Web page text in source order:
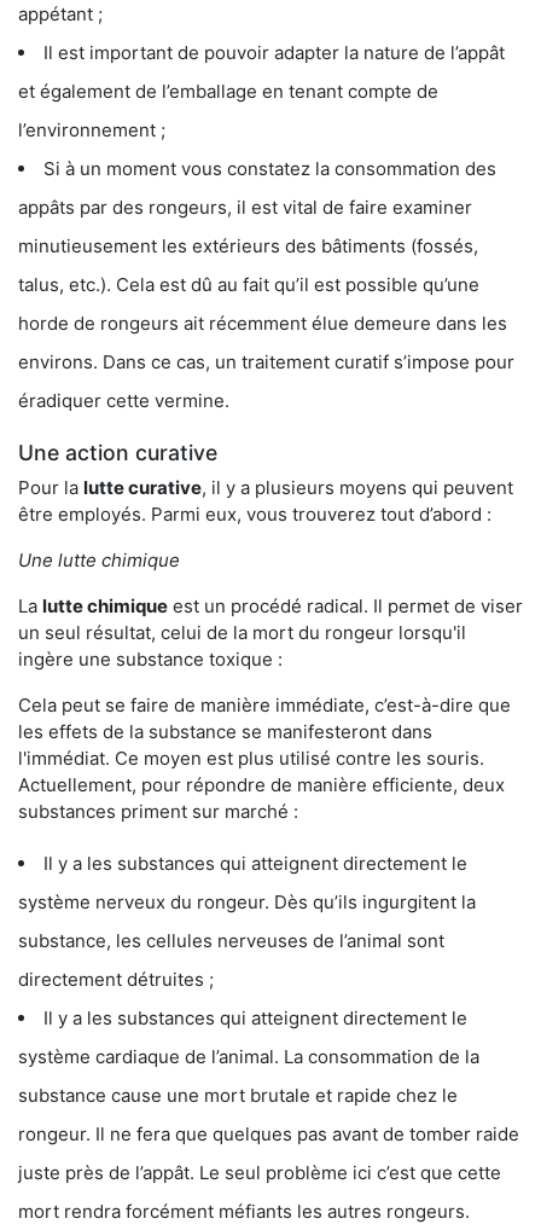
appétant ;
Il est important de pouvoir adapter la nature de l’appât
et également de l’emballage en tenant compte de
l’environnement ;
Si à un moment vous constatez la consommation des
appâts par des rongeurs, il est vital de faire examiner
minutieusement les extérieurs des bâtiments (fossés,
talus, etc.). Cela est dû au fait qu’il est possible qu’une
horde de rongeurs ait récemment élue demeure dans les
environs. Dans ce cas, un traitement curatif s’impose pour
éradiquer cette vermine.
Une action curative
Pour la lutte curative, il y a plusieurs moyens qui peuvent
être employés. Parmi eux, vous trouverez tout d’abord :
Une lutte chimique
La lutte chimique est un procédé radical. Il permet de viser
un seul résultat, celui de la mort du rongeur lorsqu'il
ingère une substance toxique :
Cela peut se faire de manière immédiate, c’est-à-dire que
les effets de la substance se manifesteront dans
l'immédiat. Ce moyen est plus utilisé contre les souris.
Actuellement, pour répondre de manière efficiente, deux
substances priment sur marché :
Il y a les substances qui atteignent directement le
système nerveux du rongeur. Dès qu’ils ingurgitent la
substance, les cellules nerveuses de l’animal sont
directement détruites ;
Il y a les substances qui atteignent directement le
système cardiaque de l’animal. La consommation de la
substance cause une mort brutale et rapide chez le
rongeur. Il ne fera que quelques pas avant de tomber raide
juste près de l’appât. Le seul problème ici c’est que cette
mort rendra forcément méfiants les autres rongeurs.